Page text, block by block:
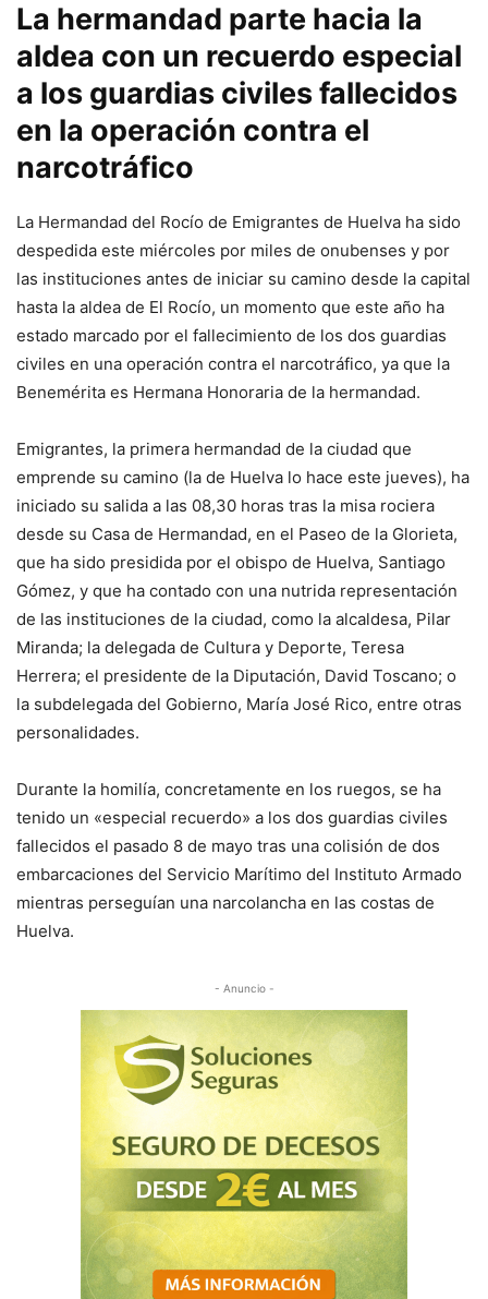
La hermandad parte hacia la
aldea con un recuerdo especial
a los guardias civiles fallecidos
en la operación contra el
narcotráfico
La Hermandad del Rocío de Emigrantes de Huelva ha sido
despedida este miércoles por miles de onubenses y por
las instituciones antes de iniciar su camino desde la capital
hasta la aldea de El Rocío, un momento que este año ha
estado marcado por el fallecimiento de los dos guardias
civiles en una operación contra el narcotráfico, ya que la
Benemérita es Hermana Honoraria de la hermandad.
Emigrantes, la primera hermandad de la ciudad que
emprende su camino (la de Huelva lo hace este jueves), ha
iniciado su salida a las 08,30 horas tras la misa rociera
desde su Casa de Hermandad, en el Paseo de la Glorieta,
que ha sido presidida por el obispo de Huelva, Santiago
Gómez, y que ha contado con una nutrida representación
de las instituciones de la ciudad, como la alcaldesa, Pilar
Miranda; la delegada de Cultura y Deporte, Teresa
Herrera; el presidente de la Diputación, David Toscano; o
la subdelegada del Gobierno, María José Rico, entre otras
personalidades.
Durante la homilía, concretamente en los ruegos, se ha
tenido un «especial recuerdo» a los dos guardias civiles
fallecidos el pasado 8 de mayo tras una colisión de dos
embarcaciones del Servicio Marítimo del Instituto Armado
mientras perseguían una narcolancha en las costas de
Huelva.
- Anuncio -